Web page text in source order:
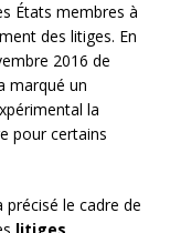
États membres à
des litiges. En
2016 de
marqué un
la
pour certains
précisé le cadre de